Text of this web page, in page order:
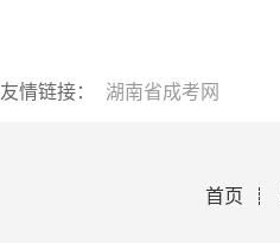
友情链接： 湖南省成考网
首页